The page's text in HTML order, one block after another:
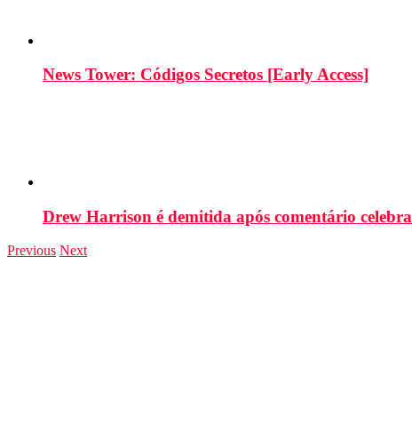
News Tower: Códigos Secretos [Early Access]
Drew Harrison é demitida após comentário
Previous Next